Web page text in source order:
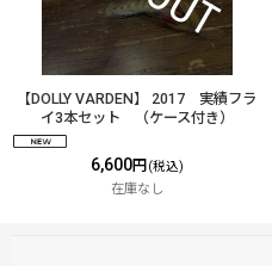
【DOLLY VARDEN】 2017 実績フラ
イ3本セット （ケース付き）
6,600円 (税込)
在庫なし